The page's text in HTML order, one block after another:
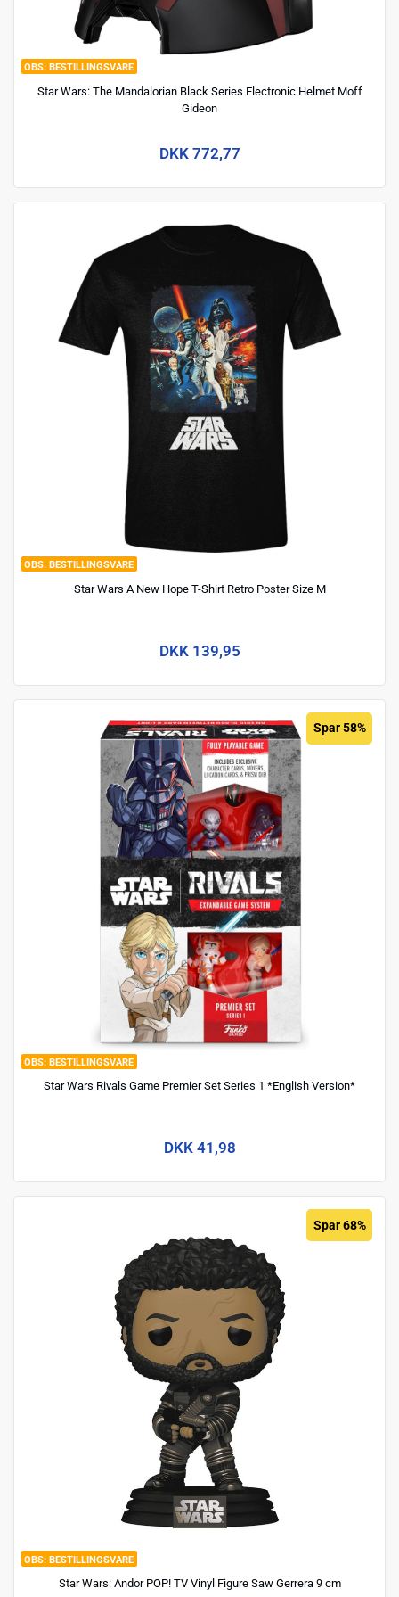
BESTILLINGSVARE
Star Wars: The Mandalorian Black Series Electronic Helmet Moff
Gideon
DKK 772,77
BESTILLINGSVARE
Star Wars A New Hope T-Shirt Retro Poster Size M
DKK 139,95
BESTILLINGSVARE
Spar 58%
Star Wars Rivals Game Premier Set Series 1 *English Version*
DKK 41,98
BESTILLINGSVARE
Spar 68%
Star Wars: Andor POP! TV Vinyl Figure Saw Gerrera 9 cm